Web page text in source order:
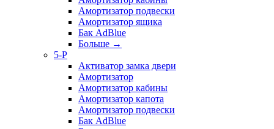
Амортизатор подвески
Амортизатор ящика
Бак AdBlue
Больше →
5-P
Активатор замка двери
Амортизатор
Амортизатор кабины
Амортизатор капота
Амортизатор подвески
Бак AdBlue